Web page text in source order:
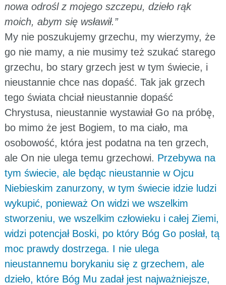
nowa odrośl z mojego szczepu, dzieło rąk
moich, abym się wsławił.”
My nie poszukujemy grzechu, my wierzymy, że
go nie mamy, a nie musimy też szukać starego
grzechu, bo stary grzech jest w tym świecie, i
nieustannie chce nas dopaść. Tak jak grzech
tego świata chciał nieustannie dopaść
Chrystusa, nieustannie wystawiał Go na próbę,
bo mimo że jest Bogiem, to ma ciało, ma
osobowość, która jest podatna na ten grzech,
ale On nie ulega temu grzechowi. Przebywa na
tym świecie, ale będąc nieustannie w Ojcu
Niebieskim zanurzony, w tym świecie idzie ludzi
wykupić, ponieważ On widzi we wszelkim
stworzeniu, we wszelkim człowieku i całej Ziemi,
widzi potencjał Boski, po który Bóg Go posłał, tą
moc prawdy dostrzega. I nie ulega
nieustannemu borykaniu się z grzechem, ale
dzieło, które Bóg Mu zadał jest najważniejsze,